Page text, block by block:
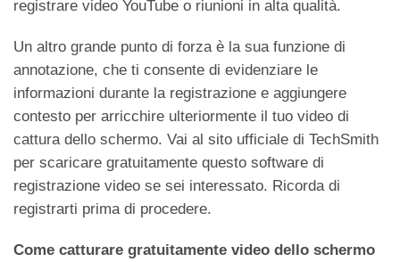
registrare video YouTube o riunioni in alta qualità.
Un altro grande punto di forza è la sua funzione di
annotazione, che ti consente di evidenziare le
informazioni durante la registrazione e aggiungere
contesto per arricchire ulteriormente il tuo video di
cattura dello schermo. Vai al sito ufficiale di TechSmith
per scaricare gratuitamente questo software di
registrazione video se sei interessato. Ricorda di
registrarti prima di procedere.
Come catturare gratuitamente video dello schermo